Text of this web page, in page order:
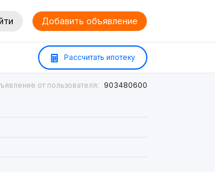
Добавить объявление
Рассчитать ипотеку
от пользователя: 903480600